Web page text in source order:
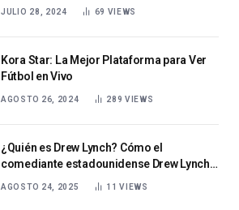
JULIO 28, 2024 69 VIEWS
Kora Star: La Mejor Plataforma para Ver
Fútbol en Vivo
AGOSTO 26, 2024 289VIEWS
¿Quién es Drew Lynch? Cómo el
comediante estadounidense Drew Lynch
convirtió la adversidad en risas
AGOSTO 24, 2025 11VIEWS